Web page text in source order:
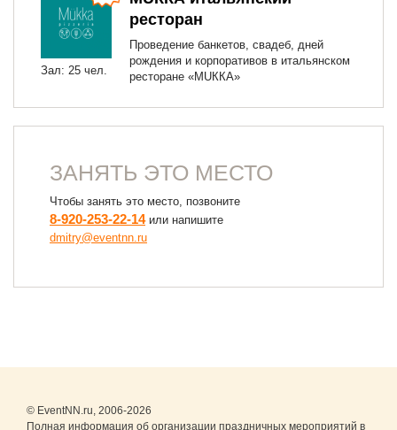
Зал: 25 чел.
ресторан
Проведение банкетов, свадеб, дней
рождения и корпоративов в итальянском
ресторане «МUККА»
ЗАНЯТЬ ЭТО МЕСТО
Чтобы занять это место, позвоните
8-920-253-22-14или напишите
dmitry@eventnn.ru
© EventNN.ru, 2006-2026
Полная информация об организации праздничных мероприятий в